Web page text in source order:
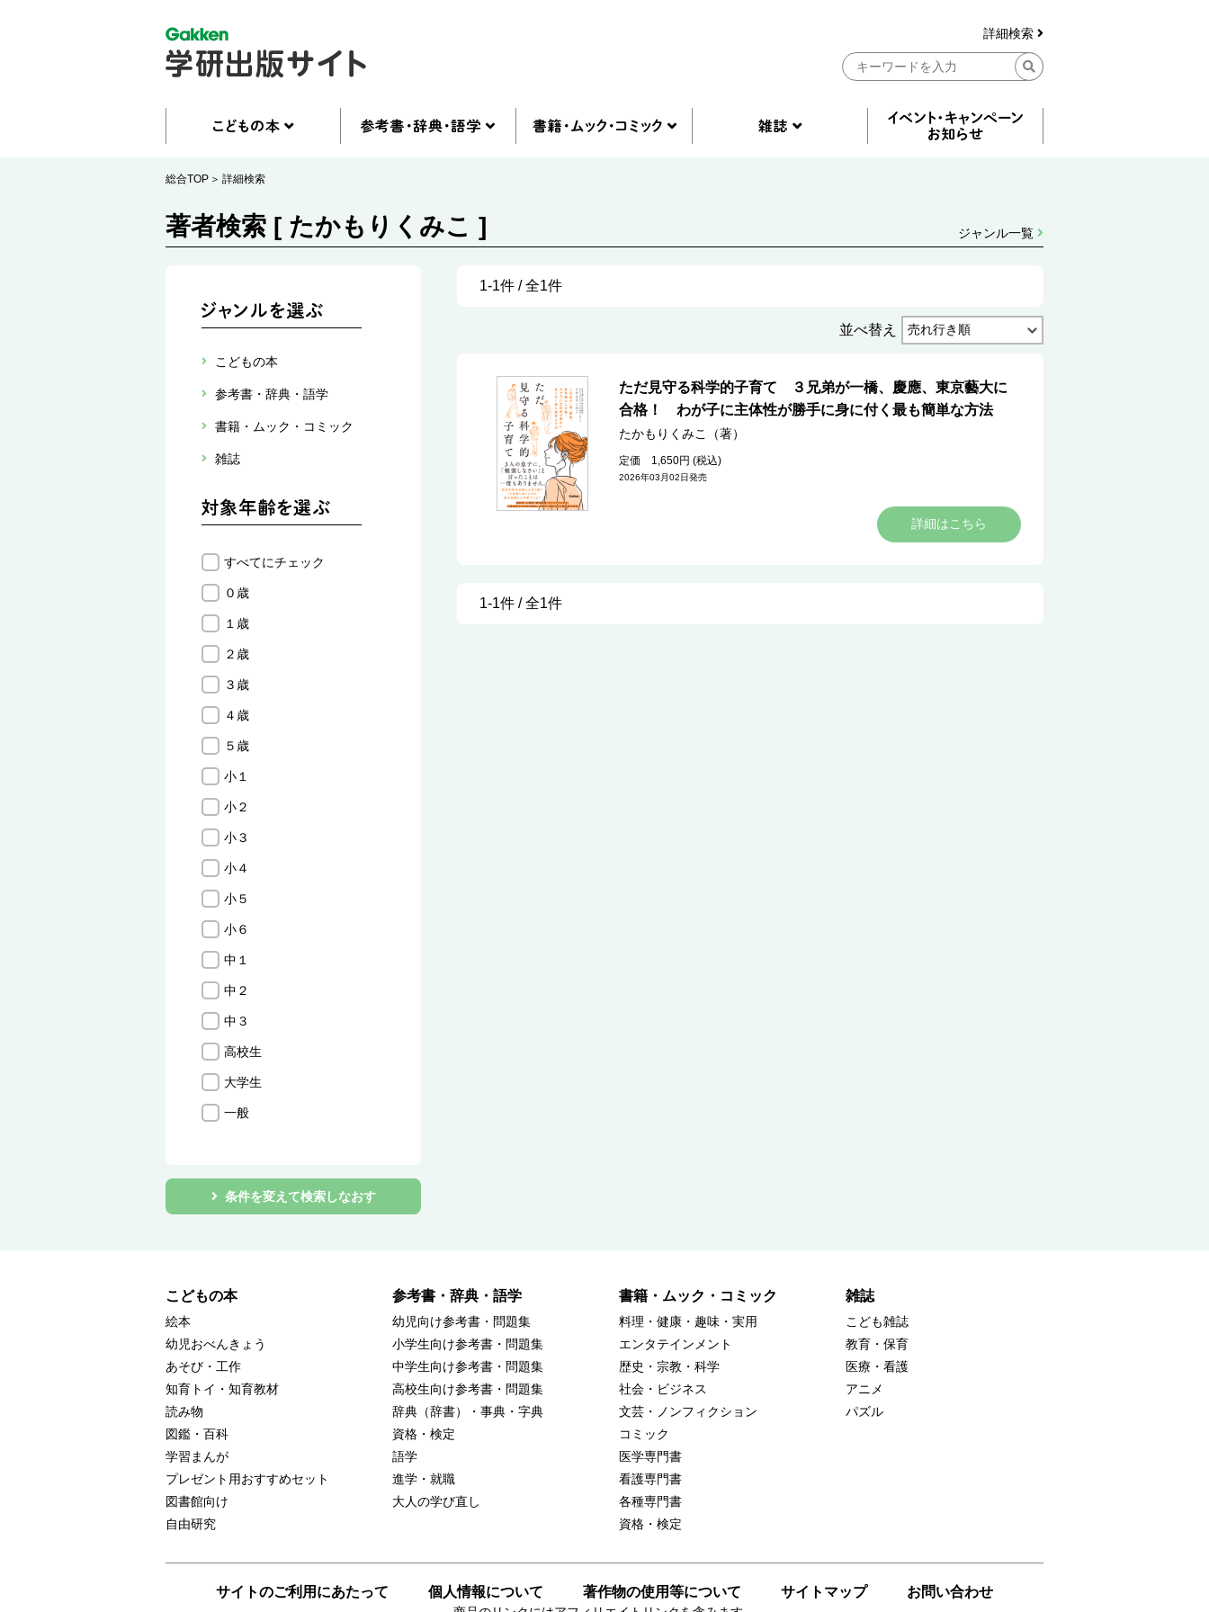
詳細検索
総合TOP 詳細検索
著者検索 [ たかもりくみこ ] ジャンル一覧
こどもの本
参考書・辞典・語学
書籍・ムック・コミック
雑誌
すべてにチェック
０歳
１歳
２歳
３歳
４歳
５歳
小１
小２
小３
小４
小５
小６
中１
中２
中３
高校生
大学生
一般
条件を変えて検索しなおす
1-1件 / 全1件
並べ替え
ただ見守る科学的子育て ３兄弟が一橋、慶應、東京藝大に
合格！ わが子に主体性が勝手に身に付く最も簡単な方法
たかもりくみこ（著）
定価 1,650円 (税込)
2026年03月02日発売
詳細はこちら
1-1件 / 全1件
こどもの本
絵本
幼児おべんきょう
あそび・工作
知育トイ・知育教材
読み物
図鑑・百科
学習まんが
プレゼント用おすすめセット
図書館向け
自由研究
参考書・辞典・語学
幼児向け参考書・問題集
小学生向け参考書・問題集
中学生向け参考書・問題集
高校生向け参考書・問題集
辞典（辞書）・事典・字典
資格・検定
語学
進学・就職
大人の学び直し
書籍・ムック・コミック
料理・健康・趣味・実用
エンタテインメント
歴史・宗教・科学
社会・ビジネス
文芸・ノンフィクション
コミック
医学専門書
看護専門書
各種専門書
資格・検定
雑誌
こども雑誌
教育・保育
医療・看護
アニメ
パズル
サイトのご利用にあたって 個人情報について 著作物の使用等について サイトマップ お問い合わせ